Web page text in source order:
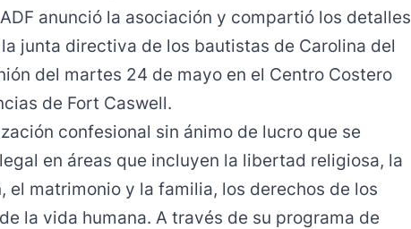
anunció la asociación y compartió los detalles
junta directiva de los bautistas de Carolina del
del martes 24 de mayo en el Centro Costero
de Fort Caswell.
confesional sin ánimo de lucro que se
en áreas que incluyen la libertad religiosa, la
el matrimonio y la familia, los derechos de los
la vida humana. A través de su programa de